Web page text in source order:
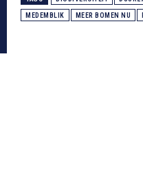
MEDEMBLIK MEER BOMEN NU